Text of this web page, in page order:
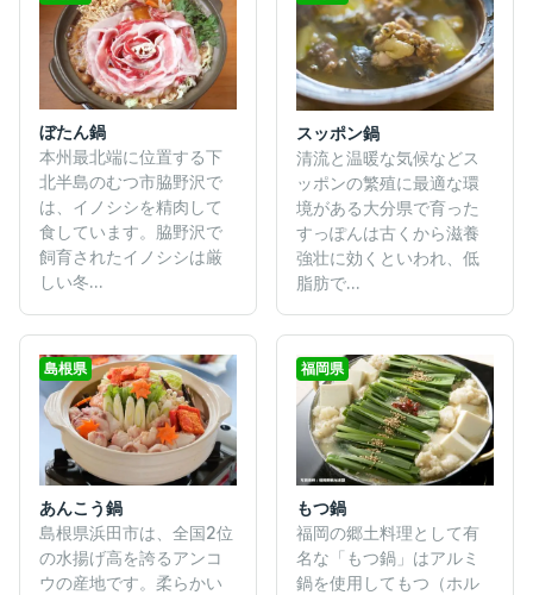
ぼたん鍋
本州最北端に位置する下
北半島のむつ市脇野沢で
は、イノシシを精肉して
食しています。脇野沢で
飼育されたイノシシは厳
しい冬...
スッポン鍋
清流と温暖な気候などス
ッポンの繁殖に最適な環
境がある大分県で育った
すっぽんは古くから滋養
強壮に効くといわれ、低
脂肪で...
島根県
あんこう鍋
島根県浜田市は、全国2位
の水揚げ高を誇るアンコ
ウの産地です。柔らかい
福岡県
もつ鍋
福岡の郷土料理として有
名な「もつ鍋」はアルミ
鍋を使用してもつ（ホル